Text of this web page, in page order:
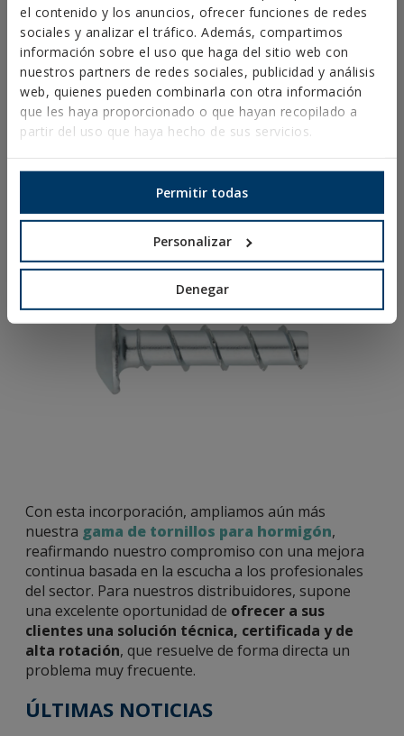
el contenido y los anuncios, ofrecer funciones de redes
sociales y analizar el tráfico. Además, compartimos
información sobre el uso que haga del sitio web con
nuestros partners de redes sociales, publicidad y análisis
web, quienes pueden combinarla con otra información
que les haya proporcionado o que hayan recopilado a
partir del uso que haya hecho de sus servicios.
Permitir todas
Personalizar
Denegar
superior, tanto en entornos interiores como en
aplicaciones controladas en exterior.
Con esta incorporación, ampliamos aún más
nuestra gama de tornillos para hormigón,
reafirmando nuestro compromiso con una mejora
continua basada en la escucha a los profesionales
del sector. Para nuestros distribuidores, supone
una excelente oportunidad de ofrecer a sus
clientes una solución técnica, certificada y de
alta rotación, que resuelve de forma directa un
problema muy frecuente.
ÚLTIMAS NOTICIAS